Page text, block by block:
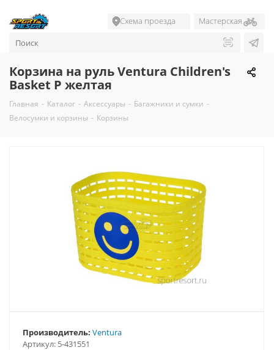
Схема проезда Мастерская
Корзина на руль Ventura Children's
Basket P желтая
Главная - Каталог - Аксессуары - Багажники и сумки -
Велосумки и корзины - Корзины
Артикул: 5-431551
Производитель: Ventura